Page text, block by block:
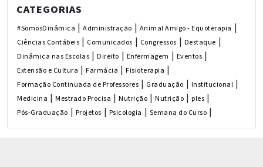
CATEGORIAS
#SomosDinâmica | Administração | Animal Amigo - Equoterapia |
Ciências Contábeis | Comunicados | Congressos | Destaque |
Dinâmica nas Escolas | Direito | Enfermagem | Eventos |
Extensão e Cultura | Farmácia | Fisioterapia |
Formação Continuada de Professores | Graduação | Institucional |
Medicina | Mestrado Procisa | Nutrição | Nutrição | ples |
Pós-Graduação | Projetos | Psicologia | Semana do Curso |